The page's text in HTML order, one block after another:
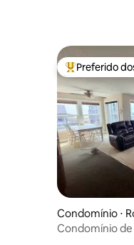
Entre os
Preferido
Condomínio ⋅
ch
Condomínio